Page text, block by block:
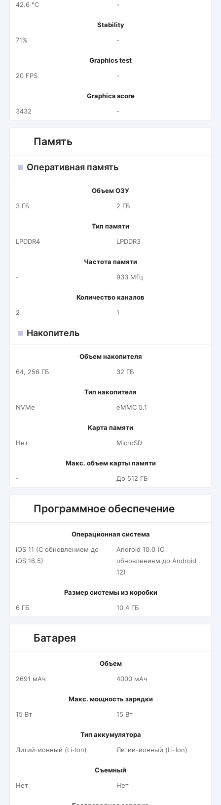
42.6 °C
-
Stability
71%
-
Graphics test
20 FPS
-
Graphics score
3432
-
Память
Оперативная память
Объем ОЗУ
3 ГБ
2 ГБ
Тип памяти
LPDDR4
LPDDR3
Частота памяти
-
933 МГц
Количество каналов
2
1
Накопитель
Объем накопителя
64, 256 ГБ
32 ГБ
Тип накопителя
NVMe
eMMC 5.1
Карта памяти
Нет
MicroSD
Макс. объем карты памяти
-
До 512 ГБ
Программное обеспечение
Операционная система
iOS 11 (С обновлением до
iOS 16.5)
Android 10.0 (С
обновлением до Android
12)
Размер системы из коробки
6 ГБ
10.4 ГБ
Батарея
Объем
2691 мАч
4000 мАч
Макс. мощность зарядки
15 Вт
15 Вт
Тип аккумулятора
Литий-ионный (Li-Ion)
Литий-ионный (Li-Ion)
Съемный
Нет
Нет